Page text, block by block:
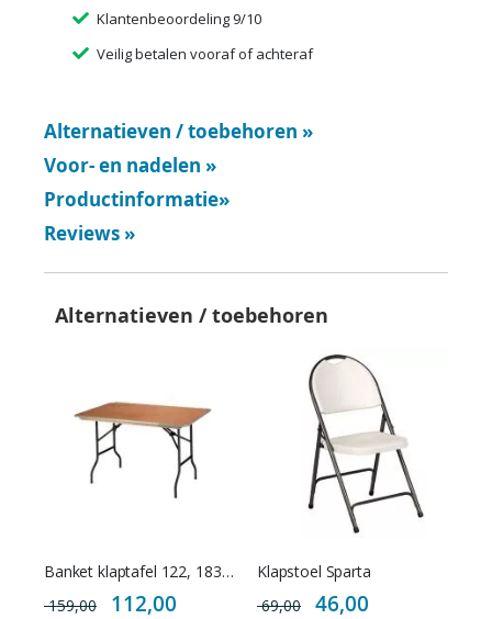
Klantenbeoordeling 9/10
Veilig betalen vooraf of achteraf
Alternatieven / toebehoren »
Voor- en nadelen »
Productinformatie»
Reviews »
Alternatieven / toebehoren
Banket klaptafel 122, 183 en 220 cm breed
159,00
Special
Price
112,00
Klapstoel Sparta
69,00
Special
Price
46,00